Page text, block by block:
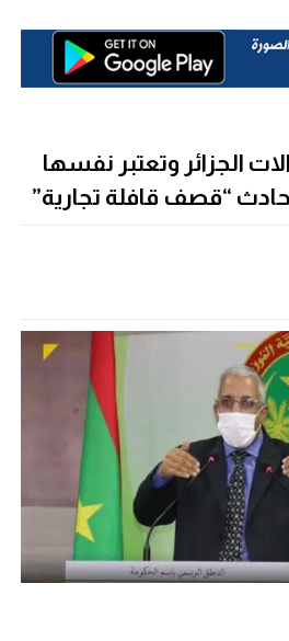
الجزائر وتعتبر نفسها
“قصف قافلة تجارية”